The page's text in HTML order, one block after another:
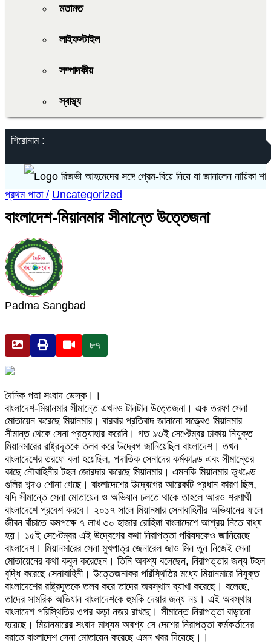
মতামত
লাইফস্টাইল
সম্পাদকীয়
স্বাস্থ্য
শিরোনাম :
রিজভী আহমেদের সঙ্গে প্রেম-বিয়ে নিয়ে যা জানালেন নায়িকা শাবনূর
প্রথম পাতা / Uncategorized
বাংলাদেশ-মিয়ানমার সীমান্তে উত্তেজনা
Padma Sangbad
৮৭
দৈনিক পদ্মা সংবাদ ডেস্ক।।
বাংলাদেশ-মিয়ানমার সীমান্তে এখনও টানটান উত্তেজনা। এক তরফা সেনা
মোতায়েন করেছে মিয়ানমার। বারবার প্রতিবাদ জানানো সত্ত্বেও মিয়ানমার
সীমান্ত থেকে সেনা প্রত্যাহার করেনি। গত ১৩ই সেপ্টেম্বর ঢাকায় নিযুক্ত
মিয়ানমারের রাষ্ট্রদূতকে তলব করে উদ্বেগ জানিয়েছিল বাংলাদেশ। তখন
বাংলাদেশের তরফে বলা হয়েছিল, পদাতিক সেনাদের কর্মকাণ্ড এবং সীমান্তের
কাছে নৌবাহিনীর টহল জোরদার করেছে মিয়ানমার। এমনকি মিয়ানমার ভূখণ্ডে
গুলির শব্দও শোনা গেছে। বাংলাদেশের উদ্বেগের আরেকটি প্রধান কারণ ছিল,
যদি সীমান্তে সেনা মোতায়েন ও অভিযান চলতে থাকে তাহলে আরও শরণার্থী
বাংলাদেশে প্রবেশ করবে। ২০১৭ সালে মিয়ানমার সেনাবাহিনীর অভিযানের ফলে
জীবন বাঁচাতে কমপক্ষে ৭ লাখ ৩০ হাজার রোহিঙ্গা বাংলাদেশে আশ্রয় নিতে বাধ্য
হয়। ১৫ই সেপ্টেম্বর এই উদ্বেগের কথা নিরাপত্তা পরিষদকেও জানিয়েছে
বাংলাদেশ। মিয়ানমারের সেনা মুখপাত্র জেনারেল জাও মিন তুন নিজেই সেনা
মোতায়েনের কথা কবুল করেছেন। তিনি অবশ্য বলেছেন, নিরাপত্তার জন্য টহল
বৃদ্ধি করেছে সেনাবাহিনী। উত্তেজনাকর পরিস্থিতির মধ্যে মিয়ানমারে নিযুক্ত
বাংলাদেশের রাষ্ট্রদূতকে তলব করে তাদের অবস্থান ব্যাখা করেছে। বলেছে,
তাদের সামরিক অভিযান বাংলাদেশকে হুমকি দেয়ার জন্য নয়। এই অবস্থায়
বাংলাদেশ পরিস্থিতির ওপর কড়া নজর রাখছে। সীমান্তে নিরাপত্তা বাড়ানো
হয়েছে। মিয়ানমারের সংবাদ মাধ্যম অবশ্য সে দেশের নিরাপত্তা কর্মকর্তাদের
বরাতে বাংলাদেশ সেনা মোতায়েন করেছে এমন খবর দিয়েছে।।